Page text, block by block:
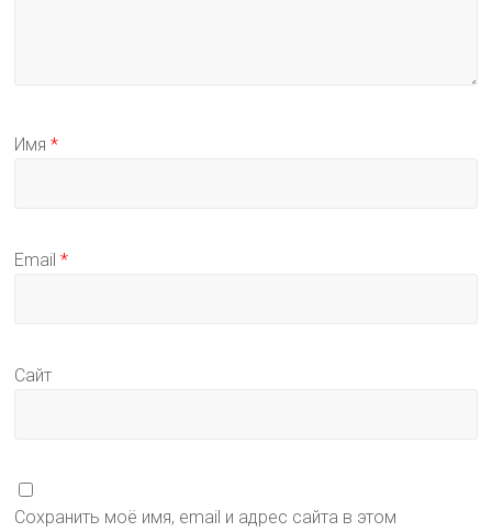
Имя*
Email*
Сайт
Сохранить моё имя, email и адрес сайта в этом